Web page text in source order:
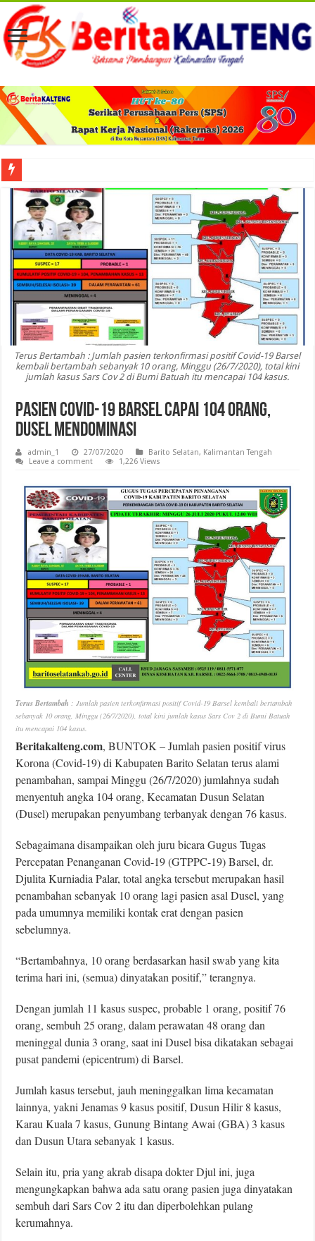
Viral! Selama Dua Bulan Lebih Siltap Serta Tunjangan Pemdes dan BPD di
Terus Bertambah : Jumlah pasien terkonfirmasi positif Covid-19 Barsel
kembali bertambah sebanyak 10 orang, Minggu (26/7/2020), total kini
jumlah kasus Sars Cov 2 di Bumi Batuah itu mencapai 104 kasus.
Pasien Covid-19 Barsel Capai 104 Orang,
Dusel Mendominasi
admin_1 27/07/2020 Barito Selatan, Kalimantan Tengah
Leave a comment
1,226 Views
Terus Bertambah : Jumlah pasien terkonfirmasi positif Covid-19 Barsel kembali bertambah
sebanyak 10 orang, Minggu (26/7/2020), total kini jumlah kasus Sars Cov 2 di Bumi Batuah
itu mencapai 104 kasus.
Beritakalteng.com, BUNTOK – Jumlah pasien positif virus
Korona (Covid-19) di Kabupaten Barito Selatan terus alami
penambahan, sampai Minggu (26/7/2020) jumlahnya sudah
menyentuh angka 104 orang, Kecamatan Dusun Selatan
(Dusel) merupakan penyumbang terbanyak dengan 76 kasus.
Sebagaimana disampaikan oleh juru bicara Gugus Tugas
Percepatan Penanganan Covid-19 (GTPPC-19) Barsel, dr.
Djulita Kurniadia Palar, total angka tersebut merupakan hasil
penambahan sebanyak 10 orang lagi pasien asal Dusel, yang
pada umumnya memiliki kontak erat dengan pasien
sebelumnya.
“Bertambahnya, 10 orang berdasarkan hasil swab yang kita
terima hari ini, (semua) dinyatakan positif,” terangnya.
Dengan jumlah 11 kasus suspec, probable 1 orang, positif 76
orang, sembuh 25 orang, dalam perawatan 48 orang dan
meninggal dunia 3 orang, saat ini Dusel bisa dikatakan sebagai
pusat pandemi (epicentrum) di Barsel.
Jumlah kasus tersebut, jauh meninggalkan lima kecamatan
lainnya, yakni Jenamas 9 kasus positif, Dusun Hilir 8 kasus,
Karau Kuala 7 kasus, Gunung Bintang Awai (GBA) 3 kasus
dan Dusun Utara sebanyak 1 kasus.
Selain itu, pria yang akrab disapa dokter Djul ini, juga
mengungkapkan bahwa ada satu orang pasien juga dinyatakan
sembuh dari Sars Cov 2 itu dan diperbolehkan pulang
kerumahnya.